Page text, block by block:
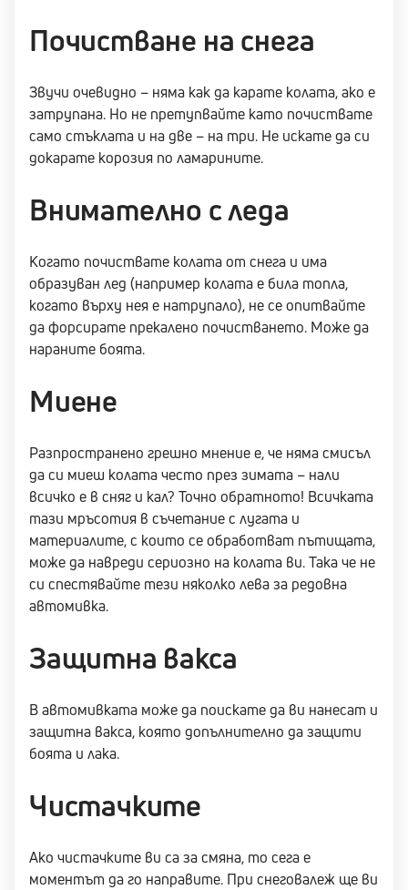
Почистване на снега
Звучи очевидно – няма как да карате колата, ако е
затрупана. Но не претупвайте като почиствате
само стъклата и на две – на три. Не искате да си
докарате корозия по ламарините.
Внимателно с леда
Когато почиствате колата от снега и има
образуван лед (например колата е била топла,
когато върху нея е натрупало), не се опитвайте
да форсирате прекалено почистването. Може да
нараните боята.
Миене
Разпространено грешно мнение е, че няма смисъл
да си миеш колата често през зимата – нали
всичко е в сняг и кал? Точно обратното! Всичката
тази мръсотия в съчетание с лугата и
материалите, с които се обработват пътищата,
може да навреди сериозно на колата ви. Така че не
си спестявайте тези няколко лева за редовна
автомивка.
Защитна вакса
В автомивката може да поискате да ви нанесат и
защитна вакса, която допълнително да защити
боята и лака.
Чистачките
Ако чистачките ви са за смяна, то сега е
моментът да го направите. При снеговалеж ще ви